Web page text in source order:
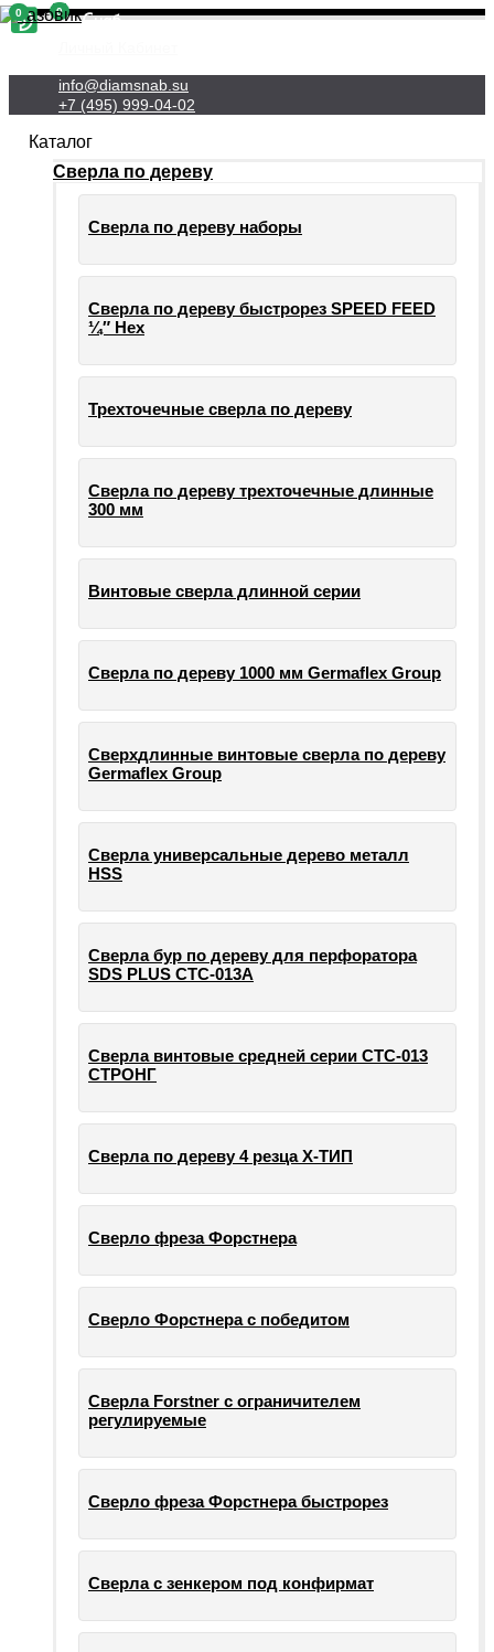
info@diamsnab.su
+7 (495) 999-04-02
0
Каталог
Сверла по дереву
Сверла по дереву наборы
Сверла по дереву быстрорез SPEED FEED
¼″ Hex
Трехточечные сверла по дереву
Сверла по дереву трехточечные длинные
300 мм
Винтовые сверла длинной серии
Сверла по дереву 1000 мм Germaflex Group
Сверхдлинные винтовые сверла по дереву
Germaflex Group
Сверла универсальные дерево металл
HSS
Cверла бур по дереву для перфоратора
SDS PLUS СТС-013А
Сверла винтовые средней серии СТС-013
СТРОНГ
Сверла по дереву 4 резца Х-ТИП
Сверло фреза Форстнера
Сверло Форстнера с победитом
Сверла Forstner с ограничителем
регулируемые
Сверло фреза Форстнера быстрорез
Сверла с зенкером под конфирмат
0